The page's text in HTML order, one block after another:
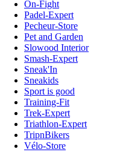
On-Fight
Padel-Expert
Pecheur-Store
Pet and Garden
Slowood Interior
Smash-Expert
Sneak'In
Sneakids
Sport is good
Training-Fit
Trek-Expert
Triathlon-Expert
TripnBikers
Vélo-Store